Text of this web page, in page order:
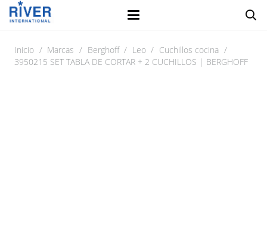
Inicio / Marcas / Berghoff / Leo / Cuchillos cocina /
3950215 SET TABLA DE CORTAR + 2 CUCHILLOS | BERGHOFF